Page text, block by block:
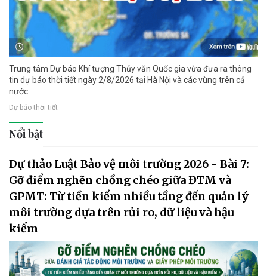
Trung tâm Dự báo Khí tượng Thủy văn Quốc gia vừa đưa ra thông
tin dự báo thời tiết ngày 2/8/2026 tại Hà Nội và các vùng trên cả
nước.
Dự báo thời tiết
Nổi bật
Dự thảo Luật Bảo vệ môi trường 2026 - Bài 7:
Gỡ điểm nghẽn chồng chéo giữa ĐTM và
GPMT: Từ tiền kiểm nhiều tầng đến quản lý
môi trường dựa trên rủi ro, dữ liệu và hậu
kiểm